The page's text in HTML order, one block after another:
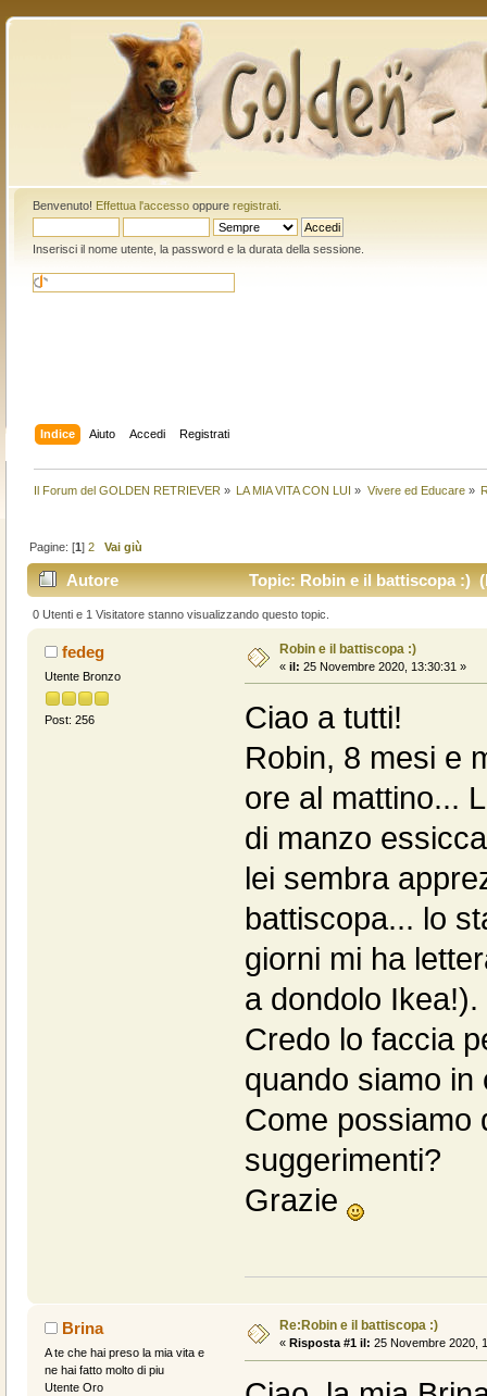
Benvenuto! Effettua l'accessooppure registrati.
Inserisci il nome utente, la password e la durata della sessione.
Indice Aiuto Accedi Registrati
Il Forum del GOLDEN RETRIEVER » LA MIA VITA CON LUI » Vivere ed Educare»
Pagine: [1]2 Vai giù
Autore Topic: Robin e il battiscopa :)
0 Utenti e 1 Visitatore stanno visualizzando questo topic.
fedeg
Utente Bronzo
Post: 256
Robin e il battiscopa :)
« il: 25 Novembre 2020, 13:30:31 »
Ciao a tutti!
Robin, 8 mesi e
ore al mattino...
di manzo
lei sembra
battiscopa... lo
giorni mi ha
a dondolo Ikea!).
Credo lo faccia
quando siamo in
Come possiamo
suggerimenti?
Grazie
Brina
A te che hai preso la mia vita e
ne hai fatto molto di piu
Utente Oro
Re:Robin e il battiscopa :)
« Risposta #1 il: 25 Novembre 2020,